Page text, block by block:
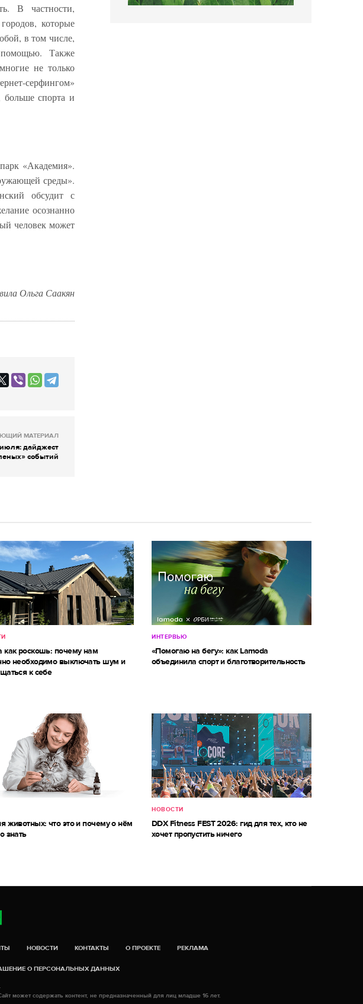
В частности,
которые
в том числе,
помощью. Также
не только
серфингом»
спорта и
«Академия».
среды».
обсудит с
осознанно
человек может
Ольга Саакян
МАТЕРИАЛ
дайджест
событий
как роскошь: почему нам
необходимо выключать шум и
к себе
ИНТЕРВЬЮ
«Помогаю на бегу»: как Lamoda
объединила спорт и благотворительность
животных: что это и почему о нём
знать
НОВОСТИ
DDX Fitness FEST 2026: гид для тех, кто не
хочет пропустить ничего
НОВОСТИ КОНТАКТЫ О ПРОЕКТЕ РЕКЛАМА
О ПЕРСОНАЛЬНЫХ ДАННЫХ
может содержать контент, не предназначенный для лиц младше 16 лет.